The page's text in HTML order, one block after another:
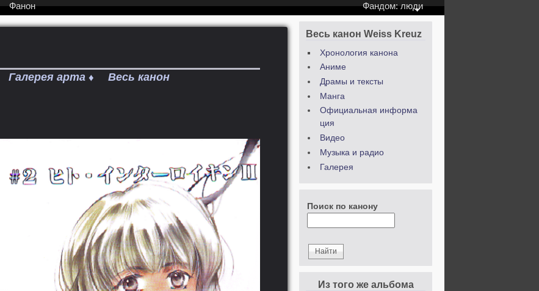
Фанон Фандом: люди
Галерея арта ♦ Весь канон
Весь канон Weiss Kreuz
Хронология канона
Аниме
Драмы и тексты
Манга
Официальная информа
ция
Видео
Музыка и радио
Галерея
Поиск по канону
Из того же альбома